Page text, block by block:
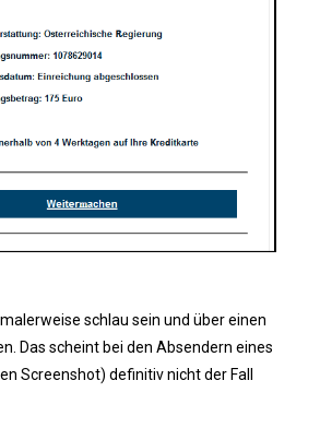
schlau sein und über einen
Das scheint bei den Absendern eines
Screenshot) definitiv nicht der Fall